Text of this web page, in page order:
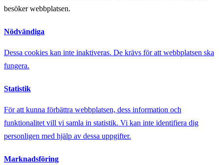
besöker webbplatsen.
Nödvändiga
Dessa cookies kan inte inaktiveras. De krävs för att webbplatsen ska
fungera.
Statistik
För att kunna förbättra webbplatsen, dess information och
funktionalitet vill vi samla in statistik. Vi kan inte identifiera dig
personligen med hjälp av dessa uppgifter.
Marknadsföring